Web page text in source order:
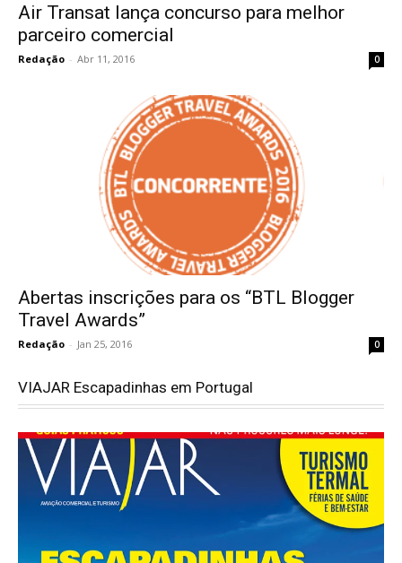
Air Transat lança concurso para melhor
parceiro comercial
Redação - Abr 11, 2016 0
Abertas inscrições para os “BTL Blogger
Travel Awards”
Redação - Jan 25, 2016 0
VIAJAR Escapadinhas em Portugal